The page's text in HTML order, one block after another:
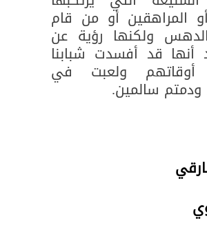
المراهقين أو من قام
ولكنها رؤية عن
أنها قد أفسدت شبابنا
أوقاتهم ولعبت في
سالمين.